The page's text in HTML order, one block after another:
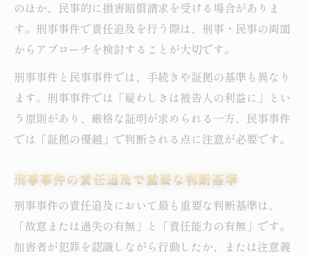
刑事事件の告訴手続きで重要な事項
責任追及のための証拠の集め方を解説
刑事事件の責任追及で頼れるサポート先
のほか、民事的に損害賠償請求を受ける場合がありま
す。刑事事件で責任追及を行う際は、刑事・民事の両面
からアプローチを検討することが大切です。
刑事事件と民事事件では、手続きや証拠の基準も異なり
ます。刑事事件では「疑わしきは被告人の利益に」とい
う原則があり、厳格な証明が求められる一方、民事事件
では「証拠の優越」で判断される点に注意が必要です。
刑事事件の責任追及で重要な判断基準
刑事事件の責任追及において最も重要な判断基準は、
「故意または過失の有無」と「責任能力の有無」です。
加害者が犯罪を認識しながら行動したか、または注意義